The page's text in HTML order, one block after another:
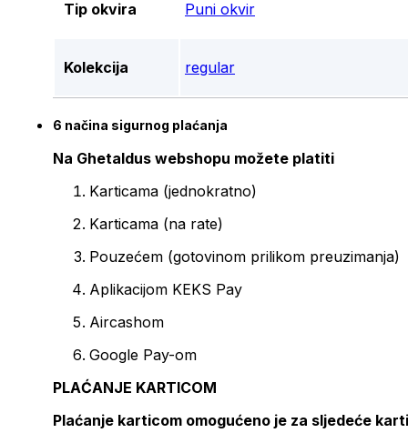
Tip okvira Puni okvir
Kolekcija regular
6 načina sigurnog plaćanja
Na Ghetaldus webshopu možete platiti
Karticama (jednokratno)
Karticama (na rate)
Pouzećem (gotovinom prilikom preuzimanja)
Aplikacijom KEKS Pay
Aircashom
Google Pay-om
PLAĆANJE KARTICOM
Plaćanje karticom omogućeno je za sljedeće